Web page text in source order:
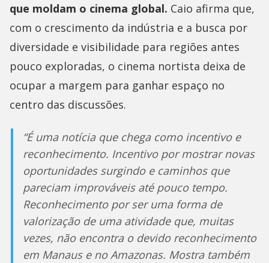
que moldam o cinema global. Caio afirma que,
com o crescimento da indústria e a busca por
diversidade e visibilidade para regiões antes
pouco exploradas, o cinema nortista deixa de
ocupar a margem para ganhar espaço no
centro das discussões.
“É uma notícia que chega como incentivo e
reconhecimento. Incentivo por mostrar novas
oportunidades surgindo e caminhos que
pareciam improváveis até pouco tempo.
Reconhecimento por ser uma forma de
valorização de uma atividade que, muitas
vezes, não encontra o devido reconhecimento
em Manaus e no Amazonas. Mostra também